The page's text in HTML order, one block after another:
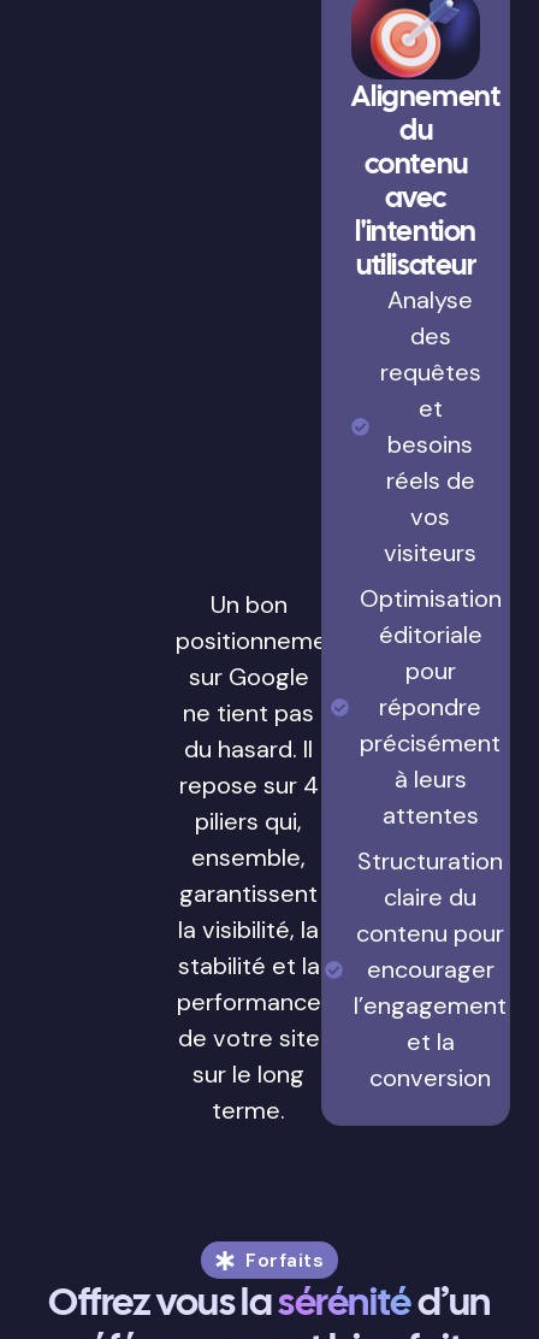
Un bon
positionnement
sur Google
ne tient pas
du hasard. Il
repose sur 4
piliers qui,
ensemble,
garantissent
la visibilité, la
stabilité et la
performance
de votre site
sur le long
terme.
Alignement
du
contenu
avec
l'intention
utilisateur
Analyse
des
requêtes
et
besoins
réels de
vos
visiteurs
Optimisation
éditoriale
pour
répondre
précisément
à leurs
attentes
Structuration
claire du
contenu pour
encourager
l’engagement
et la
conversion
Forfaits
Offrez vous lasérénitéd’un